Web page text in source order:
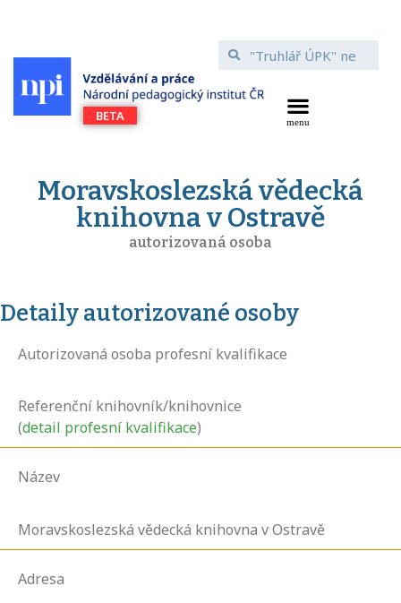
Moravskoslezská vědecká
knihovna v Ostravě
autorizovaná osoba
Detaily autorizované osoby
Autorizovaná osoba profesní kvalifikace
Referenční knihovník/knihovnice
(detail profesní kvalifikace)
Název
Moravskoslezská vědecká knihovna v Ostravě
Adresa